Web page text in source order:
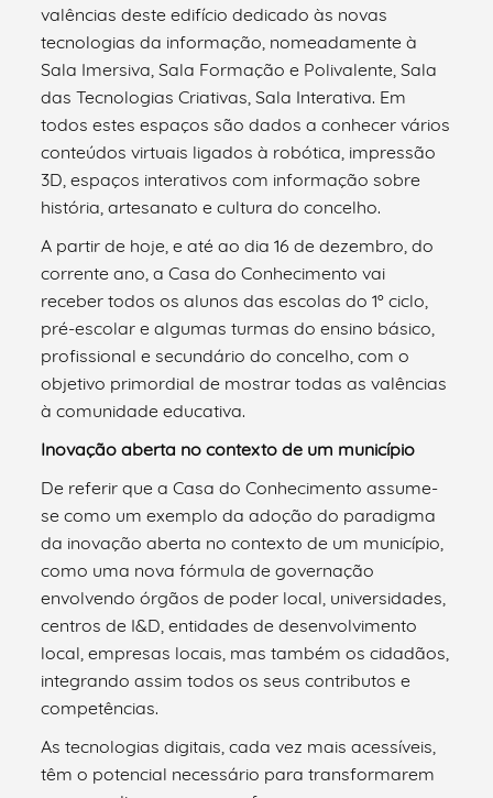
valências deste edifício dedicado às novas
tecnologias da informação, nomeadamente à
Sala Imersiva, Sala Formação e Polivalente, Sala
das Tecnologias Criativas, Sala Interativa. Em
todos estes espaços são dados a conhecer vários
conteúdos virtuais ligados à robótica, impressão
3D, espaços interativos com informação sobre
história, artesanato e cultura do concelho.
A partir de hoje, e até ao dia 16 de dezembro, do
corrente ano, a Casa do Conhecimento vai
receber todos os alunos das escolas do 1º ciclo,
pré-escolar e algumas turmas do ensino básico,
profissional e secundário do concelho, com o
objetivo primordial de mostrar todas as valências
à comunidade educativa.
Inovação aberta no contexto de um município
De referir que a Casa do Conhecimento assume-
se como um exemplo da adoção do paradigma
da inovação aberta no contexto de um município,
como uma nova fórmula de governação
envolvendo órgãos de poder local, universidades,
centros de I&D, entidades de desenvolvimento
local, empresas locais, mas também os cidadãos,
integrando assim todos os seus contributos e
competências.
As tecnologias digitais, cada vez mais acessíveis,
têm o potencial necessário para transformarem